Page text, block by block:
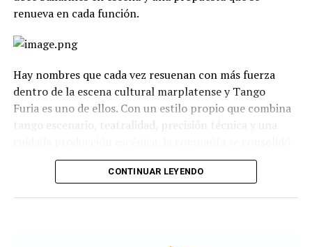
renueva en cada función.
Hay nombres que cada vez resuenan con más fuerza
dentro de la escena cultural marplatense y Tango
Furia es uno de ellos. Con un estilo propio que combina
tango escenario, teatralidad, precisión técnica y una
como uno de los grandes referentes del género en el
CONTINUAR LEYENDO